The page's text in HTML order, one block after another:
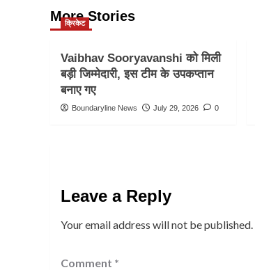
More Stories
क्रिकेट
Vaibhav Sooryavanshi को मिली
बड़ी जिम्मेदारी, इस टीम के उपकप्तान
बनाए गए
Boundaryline News July 29, 2026 0
Leave a Reply
Your email address will not be published.
Comment *